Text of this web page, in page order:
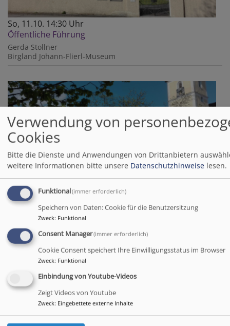
So, 11.10. 14:30 Uhr
Öffentliche Führung
Gerda Stollner
Birgland Johann-Flierl-Museum
So, 25.10. 14:30 Uhr
Öffentliche Führung
Anni Weber
Birgland Johann-Flierl-Museum
Verwendung von
Cookies
Bitte die Dienste und Anwendungen von Drittanbietern
weitere Informationen bitte unsere Datenschutzhinweise lesen.
Funktional(immer erforderlich)
Speichern von Daten: Cookie für die Benutzersitzung
Zweck: Funktional
Consent Manager(immer erforderlich)
Cookie Consent speichert Ihre Einwilligungsstatus im Browser
Zweck: Funktional
Einbindung von Youtube-Videos
Zeigt Videos von Youtube
Zweck: Eingebettete externe Inhalte